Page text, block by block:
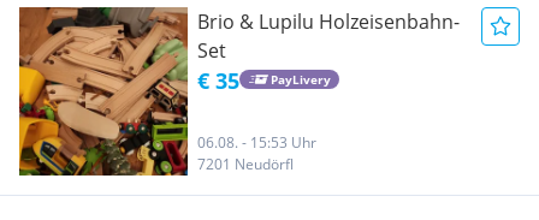
Brio & Lupilu Holzeisenbahn-
Set
€ 35 PayLivery
06.08. - 15:53 Uhr
7201 Neudörfl